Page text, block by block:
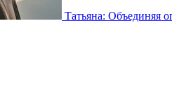
Татьяна: Объединяя